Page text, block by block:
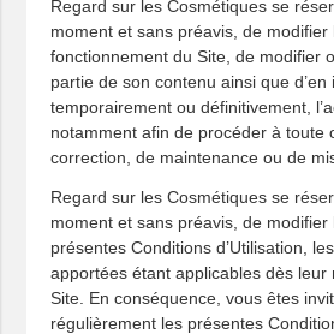
Regard sur les Cosmétiques se
moment et sans préavis, de modifier
fonctionnement du Site, de modifier
partie de son contenu ainsi que d’en
temporairement ou définitivement,
notamment afin de procéder à toute
correction, de maintenance ou de
Regard sur les Cosmétiques se
moment et sans préavis, de modifier
présentes Conditions d’Utilisation,
apportées étant applicables dès leur
Site. En conséquence, vous êtes
régulièrement les présentes